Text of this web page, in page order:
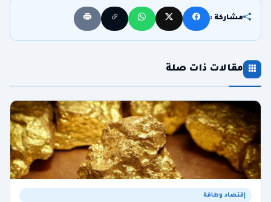
مشاركة :
مقالات ذات صلة
إقتصاد وطاقة